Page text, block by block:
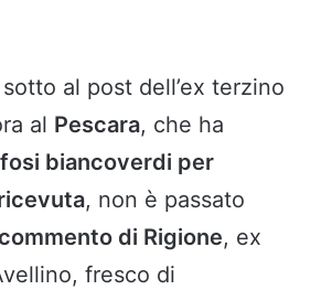
sotto al post dell’ex terzino
al Pescara, che ha
biancoverdi per
, non è passato
commento di Rigione, ex
fresco di